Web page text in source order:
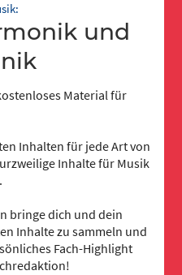
Material für
Inhalten für jede Art von
Inhalte für Musik
bringe dich und dein
Inhalte zu sammeln und
Fach-Highlight